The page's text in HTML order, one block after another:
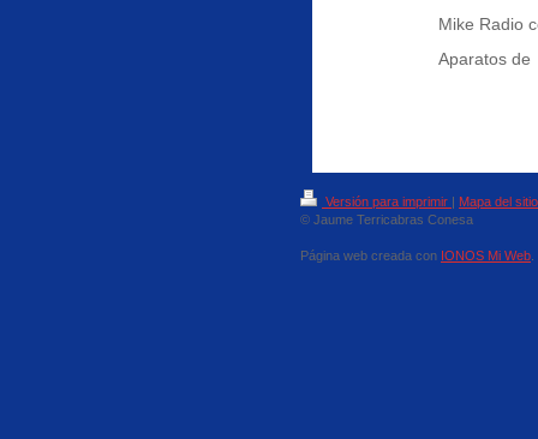
Mike Radio
Aparatos de
Versión para imprimir | Mapa del sitio
© Jaume Terricabras Conesa
Página web creada con IONOS Mi Web